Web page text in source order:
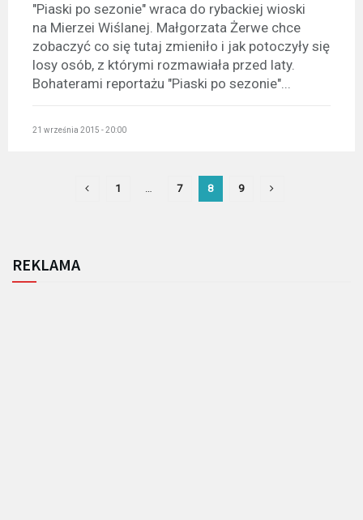
"Piaski po sezonie" wraca do rybackiej wioski
na Mierzei Wiślanej. Małgorzata Żerwe chce
zobaczyć co się tutaj zmieniło i jak potoczyły się
losy osób, z którymi rozmawiała przed laty.
Bohaterami reportażu "Piaski po sezonie"...
21 września 2015 - 20:00
1 7 8 9
REKLAMA